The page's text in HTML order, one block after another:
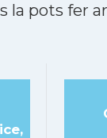
la pots fer